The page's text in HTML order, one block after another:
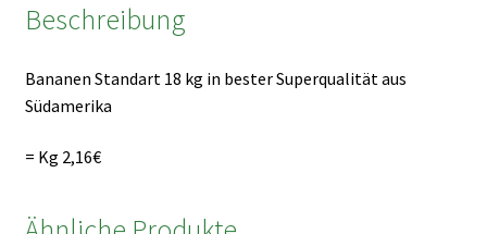
Beschreibung
Bananen Standart 18 kg in bester Superqualität aus
Südamerika
= Kg 2,16€